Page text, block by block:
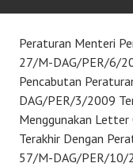
Peraturan Menteri
27/M-DAG/PER/6/
Pencabutan
DAG/PER/3/2009
Menggunakan Letter
Terakhir Dengan
57/M-DAG/PER/10/